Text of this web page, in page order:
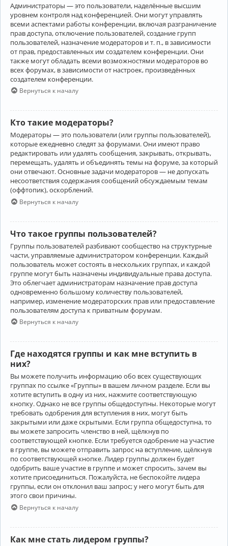
Администраторы — это пользователи, наделённые высшим
уровнем контроля над конференцией. Они могут управлять
всеми аспектами работы конференции, включая разграничение
прав доступа, отключение пользователей, создание групп
пользователей, назначение модераторов и т. п., в зависимости
от прав, предоставленных им создателем конференции. Они
также могут обладать всеми возможностями модераторов во
всех форумах, в зависимости от настроек, произведённых
создателем конференции.
Вернуться к началу
Кто такие модераторы?
Модераторы — это пользователи (или группы пользователей),
которые ежедневно следят за форумами. Они имеют право
редактировать или удалять сообщения, закрывать, открывать,
перемещать, удалять и объединять темы на форуме, за который
они отвечают. Основные задачи модераторов — не допускать
несоответствия содержания сообщений обсуждаемым темам
(оффтопик), оскорблений.
Вернуться к началу
Что такое группы пользователей?
Группы пользователей разбивают сообщество на структурные
части, управляемые администратором конференции. Каждый
пользователь может состоять в нескольких группах, и каждой
группе могут быть назначены индивидуальные права доступа.
Это облегчает администраторам назначение прав доступа
одновременно большому количеству пользователей,
например, изменение модераторских прав или предоставление
пользователям доступа к приватным форумам.
Вернуться к началу
Где находятся группы и как мне вступить в
них?
Вы можете получить информацию обо всех существующих
группах по ссылке «Группы» в вашем личном разделе. Если вы
хотите вступить в одну из них, нажмите соответствующую
кнопку. Однако не все группы общедоступны. Некоторые могут
требовать одобрения для вступления в них, могут быть
закрытыми или даже скрытыми. Если группа общедоступна, то
вы можете запросить членство в ней, щёлкнув по
соответствующей кнопке. Если требуется одобрение на участие
в группе, вы можете отправить запрос на вступление, щёлкнув
по соответствующей кнопке. Лидер группы должен будет
одобрить ваше участие в группе и может спросить, зачем вы
хотите присоединиться. Пожалуйста, не беспокойте лидера
группы, если он отклонил ваш запрос; у него могут быть для
этого свои причины.
Вернуться к началу
Как мне стать лидером группы?